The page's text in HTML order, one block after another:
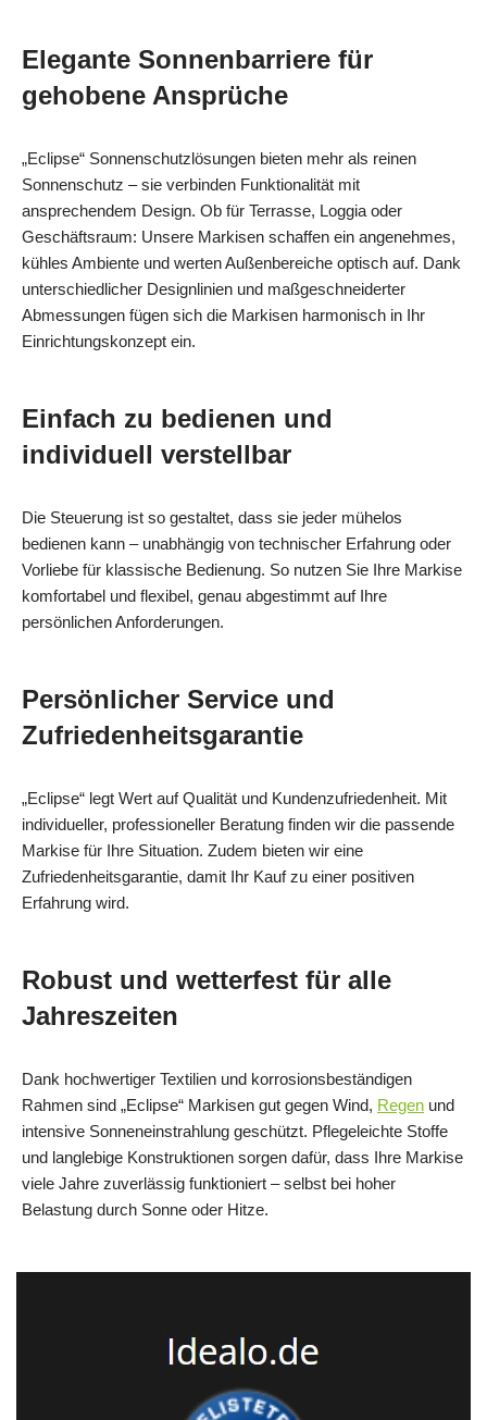
Elegante Sonnenbarriere für
gehobene Ansprüche
„Eclipse“ Sonnenschutzlösungen bieten mehr als reinen
Sonnenschutz – sie verbinden Funktionalität mit
ansprechendem Design. Ob für Terrasse, Loggia oder
Geschäftsraum: Unsere Markisen schaffen ein angenehmes,
kühles Ambiente und werten Außenbereiche optisch auf. Dank
unterschiedlicher Designlinien und maßgeschneiderter
Abmessungen fügen sich die Markisen harmonisch in Ihr
Einrichtungskonzept ein.
Einfach zu bedienen und
individuell verstellbar
Die Steuerung ist so gestaltet, dass sie jeder mühelos
bedienen kann – unabhängig von technischer Erfahrung oder
Vorliebe für klassische Bedienung. So nutzen Sie Ihre Markise
komfortabel und flexibel, genau abgestimmt auf Ihre
persönlichen Anforderungen.
Persönlicher Service und
Zufriedenheitsgarantie
„Eclipse“ legt Wert auf Qualität und Kundenzufriedenheit. Mit
individueller, professioneller Beratung finden wir die passende
Markise für Ihre Situation. Zudem bieten wir eine
Zufriedenheitsgarantie, damit Ihr Kauf zu einer positiven
Erfahrung wird.
Robust und wetterfest für alle
Jahreszeiten
Dank hochwertiger Textilien und korrosionsbeständigen
Rahmen sind „Eclipse“ Markisen gut gegen Wind, Regen und
intensive Sonneneinstrahlung geschützt. Pflegeleichte Stoffe
und langlebige Konstruktionen sorgen dafür, dass Ihre Markise
viele Jahre zuverlässig funktioniert – selbst bei hoher
Belastung durch Sonne oder Hitze.